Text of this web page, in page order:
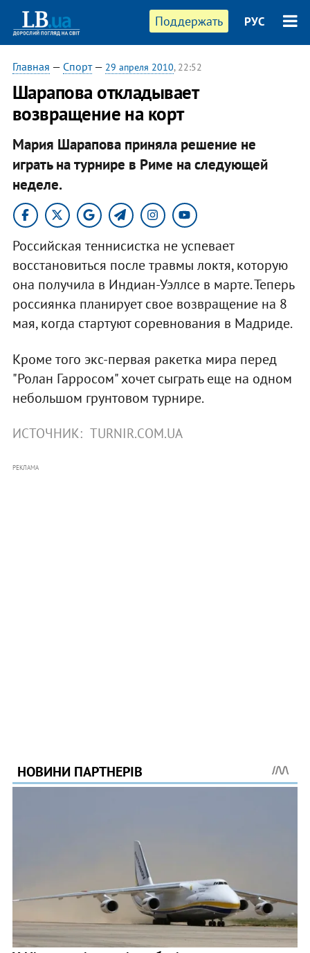
Поддержать РУС
Главная — Спорт— 29 апреля 2010, 22:52
Шарапова откладывает
возвращение на корт
Мария Шарапова приняла решение не
играть на турнире в Риме на следующей
неделе.
Российская теннисистка не успевает
восстановиться после травмы локтя, которую
она получила в Индиан-Уэллсе в марте. Теперь
россиянка планирует свое возвращение на 8
мая, когда стартуют соревнования в Мадриде.
Кроме того экс-первая ракетка мира перед
"Ролан Гарросом" хочет сыграть еще на одном
небольшом грунтовом турнире.
ИСТОЧНИК: TURNIR.COM.UA
РЕКЛАМА